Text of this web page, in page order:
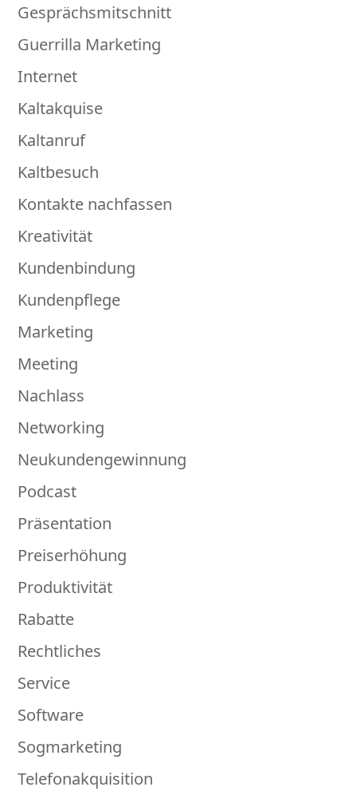
Gesprächsmitschnitt
Guerrilla Marketing
Internet
Kaltakquise
Kaltanruf
Kaltbesuch
Kontakte nachfassen
Kreativität
Kundenbindung
Kundenpflege
Marketing
Meeting
Nachlass
Networking
Neukundengewinnung
Podcast
Präsentation
Preiserhöhung
Produktivität
Rabatte
Rechtliches
Service
Software
Sogmarketing
Telefonakquisition